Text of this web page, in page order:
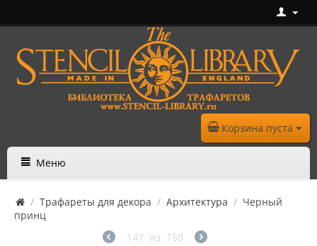
Корзина пуста
Меню
/ Трафареты для декора / Архитектура / Черный
принц
147 из 150